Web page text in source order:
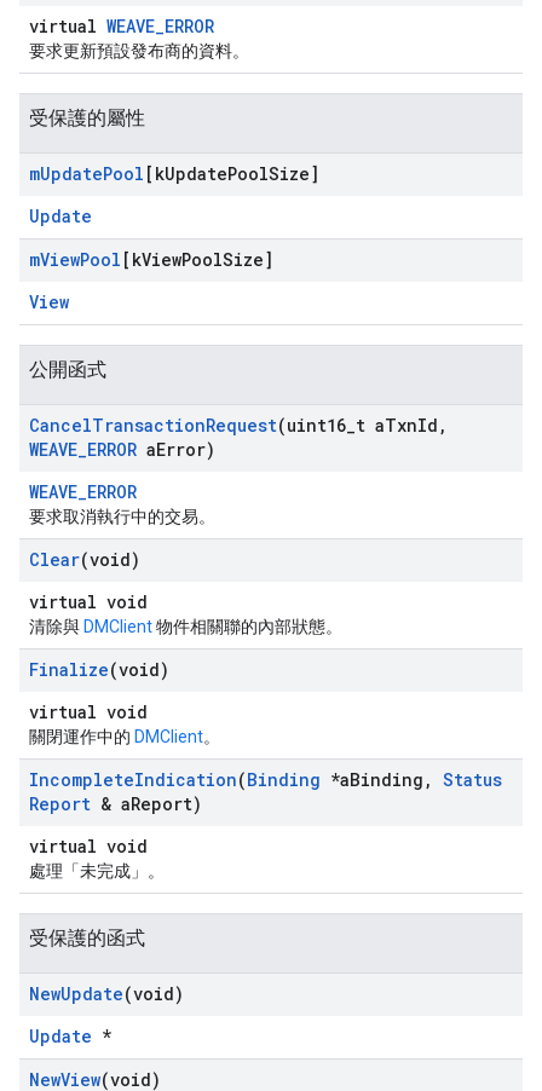
virtual WEAVE_ERROR
要求更新預設發布商的資料。
受保護的屬性
mUpdatePool [kUpdatePoolSize]
Update
mViewPool [kViewPoolSize]
View
公開函式
CancelTransactionRequest(uint16 t aTxnId ,
WEAVE_ERROR aError)
WEAVE_ERROR
要求取消執行中的交易。
Clear(void)
virtual void
清除與 DMClient物件相關聯的內部狀態。
Finalize(void)
virtual void
關閉運作中的 DMClient。
IncompleteIndication(Binding *aBinding , Status
Report & aReport)
virtual void
處理「未完成」。
受保護的函式
NewUpdate(void)
Update *
NewView(void)